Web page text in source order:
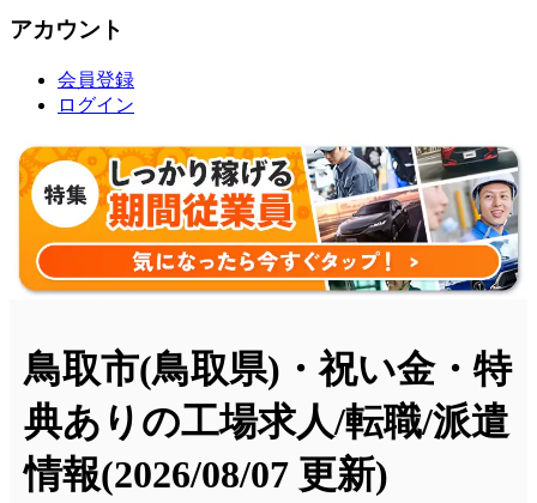
アカウント
会員登録
ログイン
鳥取市(鳥取県)・祝い金・特
典ありの工場求人/転職/派遣
情報(2026/08/07 更新)